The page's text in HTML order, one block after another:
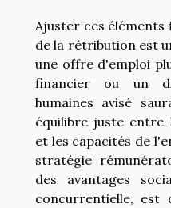
Ajuster ces
de la rétribution est
une offre d'emploi
financier ou un
humaines avisé
équilibre juste entre
et les capacités de
stratégie
des avantages
concurrentielle,